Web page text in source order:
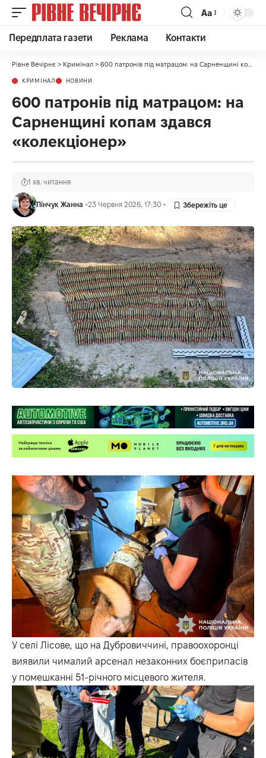
Аа
Передплата газети Реклама Контакти
Рівне Вечірнє > Кримінал > 600 патронів під матрацом: на Сарненщині копам здався «колекціонер»
КРИМІНАЛ НОВИНИ
600 патронів під матрацом: на
Сарненщині копам здався
«колекціонер»
Пінчук Жанна 23 Червня 2026, 17:30
1 хв. читання
У селі Лісове, що на Дубровиччині, правоохоронці
виявили чималий арсенал незаконних боєприпасів
у помешканні 51-річного місцевого жителя.